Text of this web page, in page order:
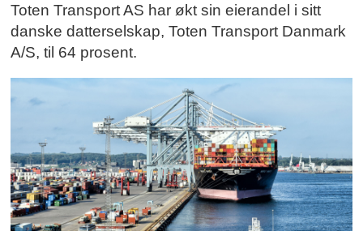
Toten Transport AS har økt sin eierandel i sitt
danske datterselskap, Toten Transport Danmark
A/S, til 64 prosent.